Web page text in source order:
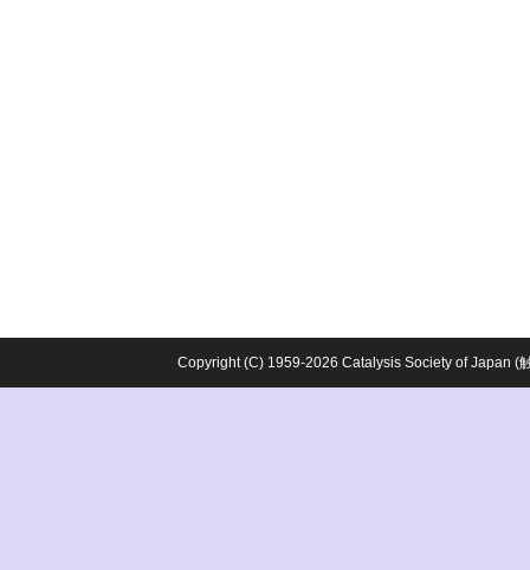
Copyright (C) 1959-2026 Catalysis Society of Japan (